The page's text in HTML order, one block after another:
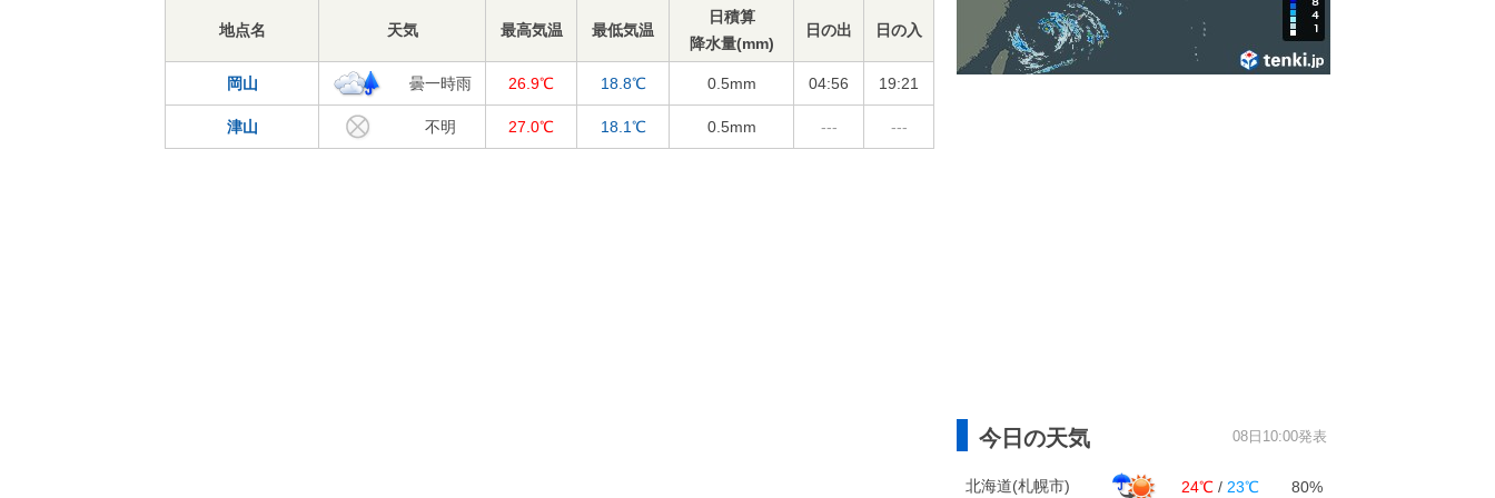
地点名 天気 最高気温 最低気温
日積算
降水量(mm)
日の出 日の入
岡山 曇一時雨 26.9℃ 18.8℃ 0.5mm 04:56 19:21
津山 不明 27.0℃ 18.1℃ 0.5mm --- ---
今日の天気 08日10:00発表
北海道(札幌市) 24℃ / 23℃ 80%